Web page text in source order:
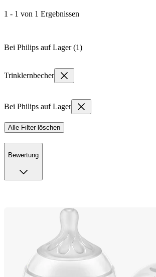
1 - 1 von 1 Ergebnissen
Bei Philips auf Lager (1)
Trinklernbecher
Bei Philips auf Lager
Alle Filter löschen
Bewertung